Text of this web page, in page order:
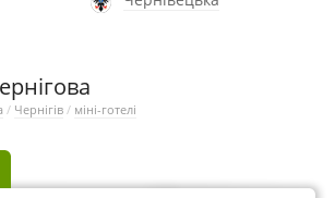
/ Чернігів / міні-готелі